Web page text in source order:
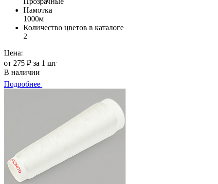
Намотка
1000м
Количество цветов в каталоге
2
Цена:
от 275 ₽ за 1 шт
В наличии
Подробнее